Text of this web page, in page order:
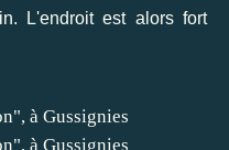
L'endroit est alors fort